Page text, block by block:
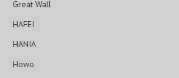
Great Wall
HAFEI
HANIA
Howo